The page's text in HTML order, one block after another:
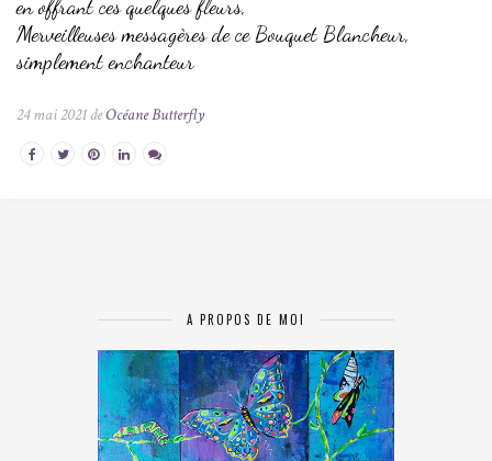
en offrant ces quelques fleurs,
Merveilleuses messagères de ce Bouquet Blancheur,
simplement enchanteur
24 mai 2021 deOcéane Butterfly
A PROPOS DE MOI